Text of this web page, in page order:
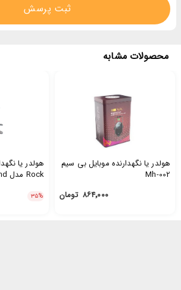
ثبت پرسش
محصولات مشابه
هولدر یا نگهدارنده موبایل بی سیم
Mh-002
۸۶۴٬۰۰۰ تومان
هولدر یا
Rock مدل Desktop-Stand
۳۵%